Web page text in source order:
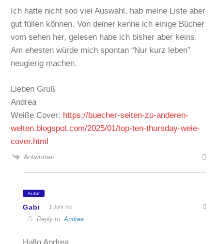
Ich hatte nicht soo viel Auswahl, hab meine Liste aber
gut füllen können. Von deiner kenne ich einige Bücher
vom sehen her, gelesen habe ich bisher aber keins.
Am ehesten würde mich spontan “Nur kurz leben”
neugierig machen.
Lieben Gruß
Andrea
Weiße Cover: https://buecher-seiten-zu-anderen-
welten.blogspot.com/2025/01/top-ten-thursday-weie-
cover.html
Antworten
Autor
Gabi 1 Jahr her
Reply toAndrea